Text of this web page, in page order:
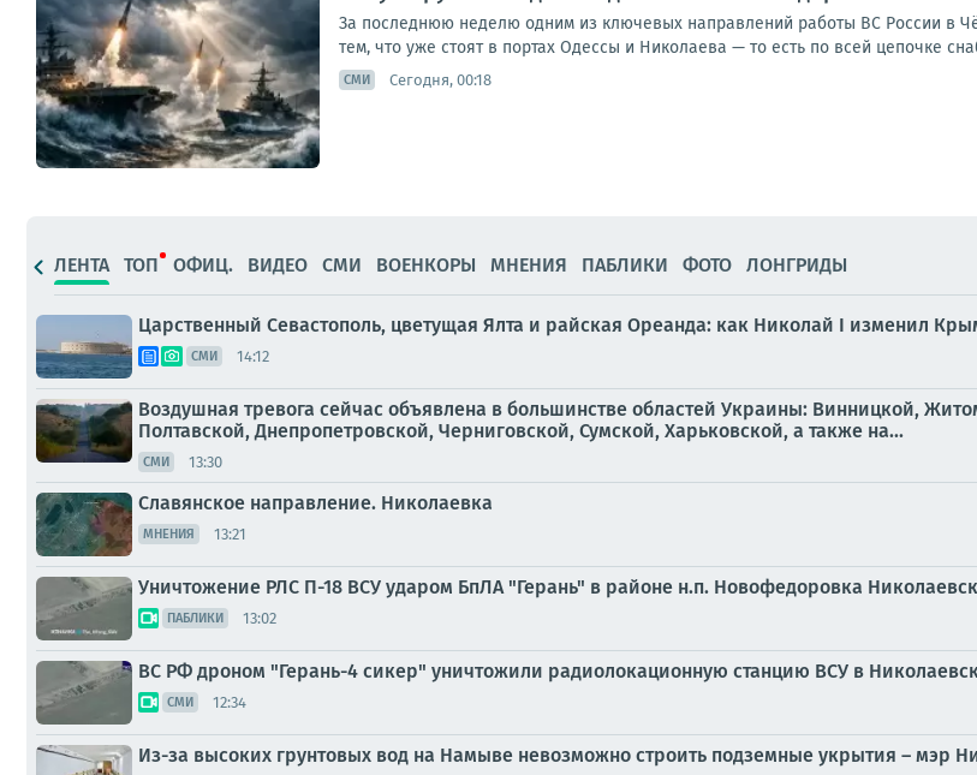
За последнюю неделю одним из ключевых направлений работы ВС России в
тем, что уже стоят в портах Одессы и Николаева — то есть по всей цепочке
СМИ Сегодня, 00:18
ЛЕНТА ТОП ОФИЦ. ВИДЕО СМИ ВОЕНКОРЫ МНЕНИЯ ПАБЛИКИ ФОТО ЛОНГРИДЫ
Царственный Севастополь, цветущая Ялта и райская Ореанда: как Николай I изменил
СМИ 14:12
Воздушная тревога сейчас объявлена в большинстве областей Украины: Винницкой,
Полтавской, Днепропетровской, Черниговской, Сумской, Харьковской, а также на...
СМИ 13:30
Славянское направление. Николаевка
МНЕНИЯ 13:21
Уничтожение РЛС П-18 ВСУ ударом БпЛА "Герань" в районе н.п. Новофедоровка
ПАБЛИКИ 13:02
ВС РФ дроном "Герань-4 сикер" уничтожили радиолокационную станцию ВСУ в
СМИ 12:34
Из-за высоких грунтовых вод на Намыве невозможно строить подземные укрытия – мэр